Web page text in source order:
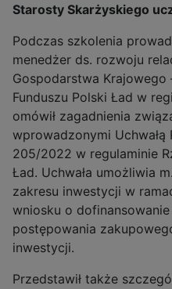
Starosty Skarżyskiego
Podczas szkolenia
menedżer ds. rozwoju
Gospodarstwa
Funduszu Polski Ład w
omówił zagadnienia
wprowadzonymi Uchwałą
205/2022 w regulaminie
Ład. Uchwała umożliwia
zakresu inwestycji w
wniosku o
postępowania
inwestycji.
Przedstawił także